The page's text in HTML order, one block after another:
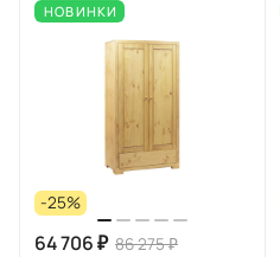
НОВИНКИ
-25%
64 706 ₽ 86 275 ₽